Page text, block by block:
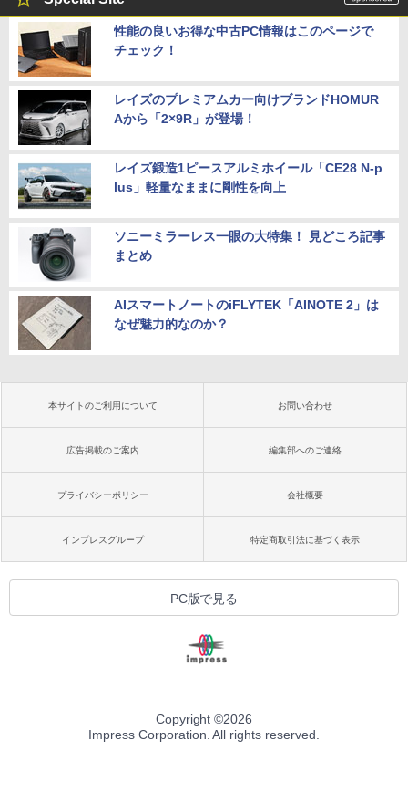
性能の良いお得な中古PC情報はこのページで
チェック！
レイズのプレミアムカー向けブランドHOMUR
Aから「2×9R」が登場！
レイズ鍛造1ピースアルミホイール「CE28 N-p
lus」軽量なままに剛性を向上
ソニーミラーレス一眼の大特集！ 見どころ記事
まとめ
AIスマートノートのiFLYTEK「AINOTE 2」は
なぜ魅力的なのか？
本サイトのご利用について お問い合わせ
広告掲載のご案内 編集部へのご連絡
プライバシーポリシー 会社概要
インプレスグループ 特定商取引法に基づく表示
PC版で見る
Copyright ©2026
Impress Corporation. All rights reserved.